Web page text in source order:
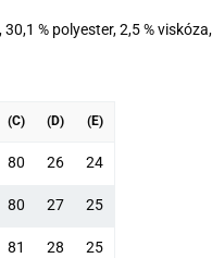
% polyester, 2,5 %
(C) (D) (E)
80 26 24
80 27 25
81 28 25